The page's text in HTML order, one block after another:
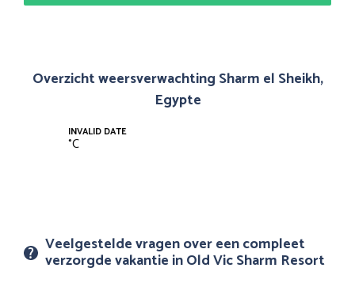
Overzicht weersverwachting Sharm el Sheikh,
Egypte
INVALID DATE
°C
Veelgestelde vragen over een compleet
verzorgde vakantie in Old Vic Sharm Resort